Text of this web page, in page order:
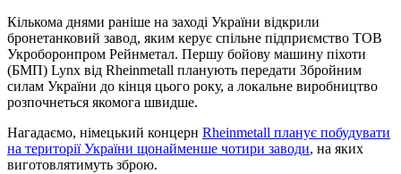
Кількома днями раніше на заході України відкрили
бронетанковий завод, яким керує спільне підприємство ТОВ
Укроборонпром Рейнметал. Першу бойову машину піхоти
(БМП) Lynx від Rheinmetall планують передати Збройним
силам України до кінця цього року, а локальне виробництво
розпочнеться якомога швидше.
Нагадаємо, німецький концерн Rheinmetall планує побудувати
на території України щонайменше чотири заводи, на яких
виготовлятимуть зброю.